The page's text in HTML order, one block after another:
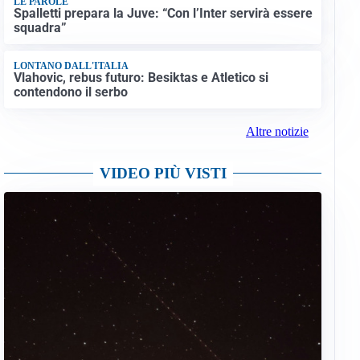
Spalletti prepara la Juve: “Con l’Inter servirà essere
squadra”
LONTANO DALL'ITALIA
Vlahovic, rebus futuro: Besiktas e Atletico si
contendono il serbo
Altre notizie
VIDEO PIÙ VISTI